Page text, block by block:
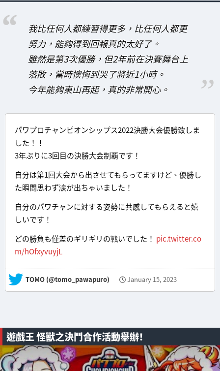
我比任何人都練習得更多，比任何人都更
努力，能夠得到回報真的太好了。
雖然是第3次優勝，但2年前在決賽舞台上
落敗，當時懊悔到哭了將近1小時。
今年能夠東山再起，真的非常開心。
パワプロチャンピオンシップス2022決勝大会優勝致しま
した！！
3年ぶりに3回目の決勝大会制覇です！
自分は第1回大会から出させてもらってますけど、優勝し
た瞬間思わず涙が出ちゃいました！
自分のパワチャンに対する姿勢に共感してもらえると嬉
しいです！
どの勝負も僅差のギリギリの戦いでした！ pic.twitter.co
m/hOfxyvuyjL
— TOMO (@tomo_pawapuro) January 15, 2023
遊戲王 怪獸之決鬥合作活動舉辦！